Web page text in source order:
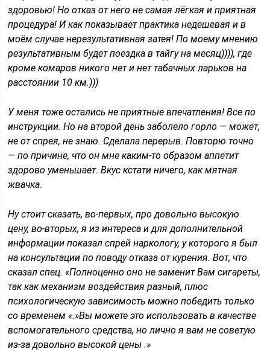
здоровью! Но отказ от него не самая лёгкая и приятная
процедура! И как показывает практика недешевая и в
моём случае нерезультативная затея! По моему мнению
результативным будет поездка в тайгу на месяц)))), где
кроме комаров никого нет и нет табачных ларьков на
расстоянии 10 км.)))
У меня тоже остались не приятные впечатления! Все по
инструкции. Но на второй день заболело горло — может,
не от спрея, не знаю. Сделала перерыв. Повторю точно
— по причине, что он мне каким-то образом аппетит
здорово уменьшает. Вкус кстати ничего, как мятная
жвачка.
Ну стоит сказать, во-первых, про довольно высокую
цену, во-вторых, я из интереса и для дополнительной
информации показал спрей наркологу, у которого я был
на консультации по поводу отказа от курения. Вот, что
сказал спец. «Полноценно оно не заменит Вам сигареты,
так как механизм воздействия разный, плюс
психологическую зависимость можно победить только
со временем «.»Вы можете это использовать в качестве
вспомогательного средства, но лично я вам не советую
из-за довольно высокой цены .»